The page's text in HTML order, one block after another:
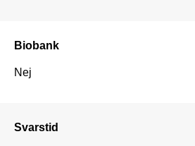
Biobank
Nej
Svarstid